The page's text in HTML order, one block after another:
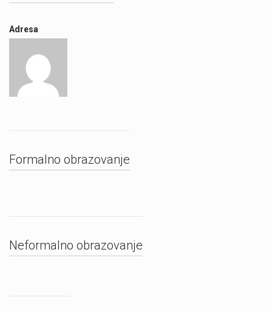
Adresa
Formalno obrazovanje
Neformalno obrazovanje